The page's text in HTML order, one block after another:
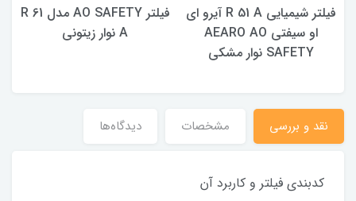
فیلتر شیمیایی R 51 A آیرو ای
او سیفتی AEARO AO
SAFETY نوار مشکی
فیلتر AO SAFETY مدل R 61
A نوار زیتونی
نقد و بررسی مشخصات دیدگاه‌ها
کدبندی فیلتر و کاربرد آن